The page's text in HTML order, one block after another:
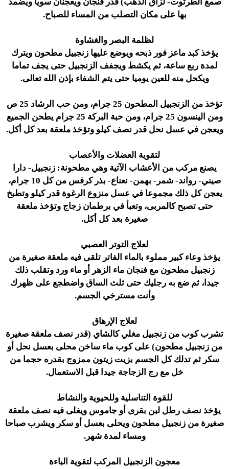
صمغ الطرثوت- لزاق الذهب) قدر فنجان ويعجنان سويا ويضمد
بها على مكان التصلب من المساء للصباح.
لظلمة البصر والغشاوة
يؤخذ كبد ماعز فور ذبحه ويوضع عليها زنجبيل مطحون ويترك
لمدة ربع ساعة، ثم يكشط ويجفف الزنجبيل حتى يجف تماما
ويكحل منه للعين يوميا حتى يتم الشفاء بإذن الله تعالى.
تؤخذ من الزنجبيل المطحون 25 جرام، ومن حب الرشاد 25 ص
ومن الينسون 25 جرام، ومن حبة البركة 25 جرام يطحن الجميع
ويعجن في عسل نحل قدر نصف كيلو وتؤخذ ملعقة بعد كل أكل.
لتقوية العضلات والأعصاب
يصنع مركب من الأعشاب الآتية وهي مطحونة: زنجبيل- دارا
صيني- رواند- شمر- بهمن- نعناع- بذر كرفس من كل 10 جرام،
يعجن كل ذلك مجموعا في عسل منزوع الرغوة قدر كيلو وتطبخ
حتى تصبح كالمربى، وتعبأ في برطمان زجاج وتؤخذ ملعقة
صغيرة بعد كل أكل.
لعلاج التوتر العصبي
يؤخذ وعاء كبير مملوء بالماء الفاتر تلقى فيه ملعقة صغيرة من
زنجبيل مطحون مع فنجان ماء الزهر أو ماء ورد وتقلب ذلك
جيدا، ثم ضع به رجليك حتى ثلث الساق واضطجع على ظهرك
وأنت مسترخي الجسم.
لعلاج الإرهاق
تشرب كوب من زنجبيل مغلي كالشاي (قدر نصف ملعقة صغيرة
من زنجبيل مطحون) على كوب ماء ساخن محلى بعسل نحل أو
سكر ثم تدلك كل الجسم بزيت زيتون ممزوج بقدره حجما من
خل مع رج الزجاجة جيدا قبل الاستعمال.
للقوة التناسلية وللحيوية والنشاط
يؤخذ نصف رطل لبن بقرى أو جاموس ويغلى فيه نصف ملعقة
صغيرة من زنجبيل مطحون ويحلى بعسل أو سكر ويشرب صباحا
ومساء لمدة شهر.
معجون الزنجبيل المركب لتقوية الباءة